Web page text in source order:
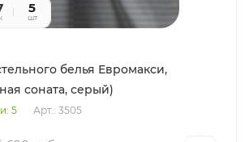
5
шт
белья Евромакси,
соната, серый)
5 Арт.: 3505